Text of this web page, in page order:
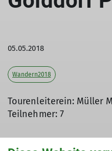
05.05.2018
Wandern2018
Tourenleiterein: Müller
Teilnehmer: 7